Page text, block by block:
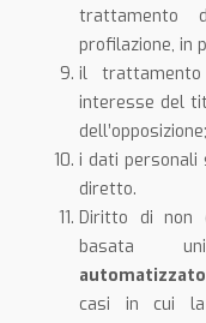
trattamento
profilazione, in
il
interesse del
dell’opposizione;
i dati
diretto.
Diritto di non
basata
automatizzato
casi in cui la